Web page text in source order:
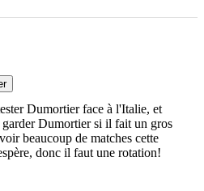
Dumortier face à l'Italie, et
garder Dumortier si il fait un gros
beaucoup de matches cette
donc il faut une rotation!